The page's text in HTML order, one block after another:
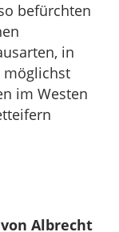
befürchten
in
möglichst
im Westen
Albrecht